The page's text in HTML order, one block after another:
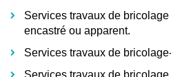
Services travaux de
encastré ou apparent.
Services travaux de
Services travaux de